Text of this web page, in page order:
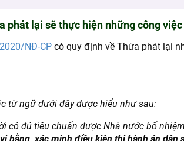
phát lại sẽ thực hiện những công việc
NĐ-CPcó quy định về Thừa phát lại
từ ngữ dưới đây được hiểu như sau:
có đủ tiêu chuẩn được Nhà nước bổ